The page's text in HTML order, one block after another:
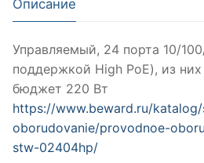
Описание
Управляемый, 24 порта 10/
поддержкой High PoE), из них
бюджет 220 Вт
https://www.beward.ru/
oborudovanie/provodnoe-
stw-02404hp/